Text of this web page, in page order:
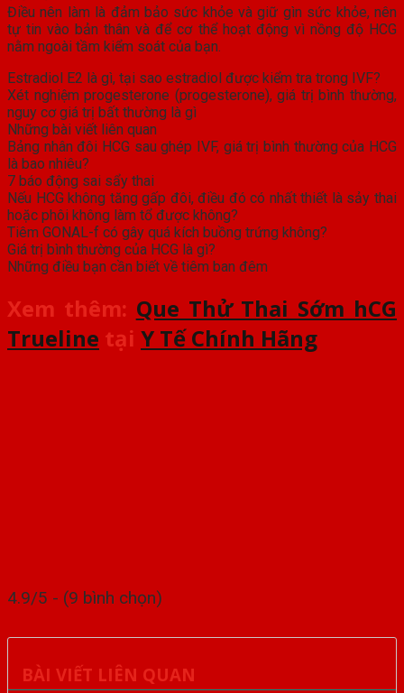
Điều nên làm là đảm bảo sức khỏe và giữ gìn sức khỏe, nên
tự tin vào bản thân và để cơ thể hoạt động vì nồng độ HCG
nằm ngoài tầm kiểm soát của bạn.
Estradiol E2 là gì, tại sao estradiol được kiểm tra trong IVF?
Xét nghiệm progesterone (progesterone), giá trị bình thường,
nguy cơ giá trị bất thường là gì
Những bài viết liên quan
Bảng nhân đôi HCG sau ghép IVF, giá trị bình thường của HCG
là bao nhiêu?
7 báo động sai sẩy thai
Nếu HCG không tăng gấp đôi, điều đó có nhất thiết là sảy thai
hoặc phôi không làm tổ được không?
Tiêm GONAL-f có gây quá kích buồng trứng không?
Giá trị bình thường của HCG là gì?
Những điều bạn cần biết về tiêm ban đêm
Xem thêm: Que Thử Thai Sớm hCG
Trueline tại Y Tế Chính Hãng
4.9/5 - (9 bình chọn)
BÀI VIẾT LIÊN QUAN